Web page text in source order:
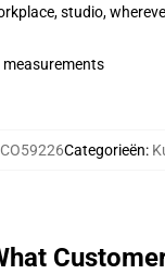
studio,
Categorieën: